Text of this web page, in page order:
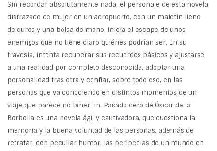
Sin recordar absolutamente nada, el personaje de esta novela,
disfrazado de mujer en un aeropuerto, con un maletín lleno
de euros y una bolsa de mano, inicia el escape de unos
enemigos que no tiene claro quiénes podrían ser. En su
travesía, intenta recuperar sus recuerdos básicos y ajustarse
a una realidad por completo desconocida, adoptar una
personalidad tras otra y confiar, sobre todo eso, en las
personas que va conociendo en distintos momentos de un
viaje que parece no tener fin. Pasado cero de Óscar de la
Borbolla es una novela ágil y cautivadora, que cuestiona la
memoria y la buena voluntad de las personas, además de
retratar, con peculiar humor, las peripecias de un mundo en